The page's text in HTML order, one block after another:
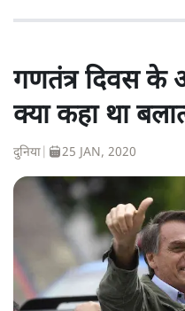
गणतंत्र दिवस के
क्या कहा था
दुनिया 25 JAN, 2020